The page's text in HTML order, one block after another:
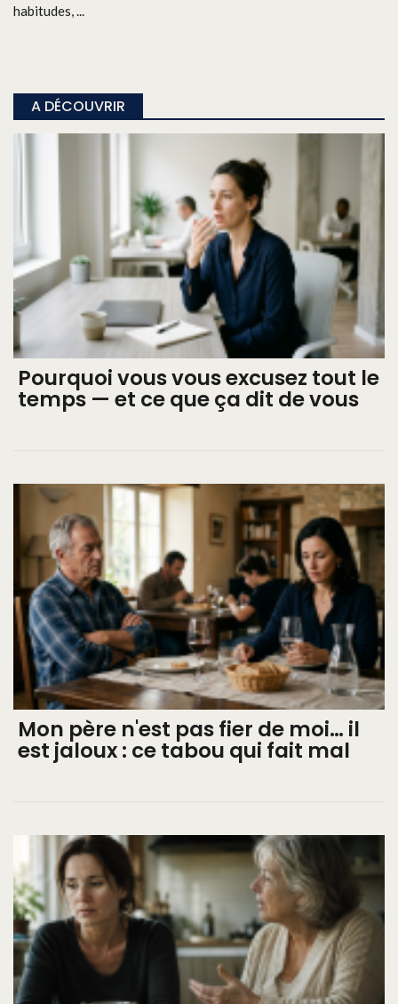
habitudes, ...
A DÉCOUVRIR
Pourquoi vous vous excusez tout le
temps — et ce que ça dit de vous
Mon père n'est pas fier de moi… il
est jaloux : ce tabou qui fait mal